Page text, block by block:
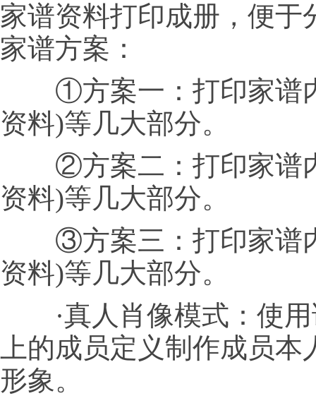
家谱资料打印成册，便
家谱方案：
①方案一：打印家谱内
资料)等几大部分。
②方案二：打印家谱内
资料)等几大部分。
③方案三：打印家谱内
资料)等几大部分。
·真人肖像模式：使用
上的成员定义制作成员
形象。